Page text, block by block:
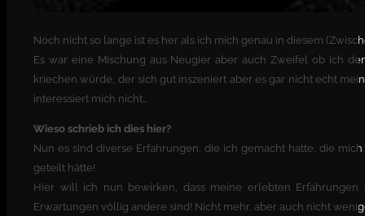
Noch nicht so lange ist es her als ich mich genau in diesem
Es war eine Mischung aus Neugier aber auch Zweifel ob ich
kriechen würde, der sich gut inszeniert aber es gar nicht echt
interessiert mich nicht…
Wieso schrieb ich dies hier?
Nun es sind diverse Erfahrungen, die ich gemacht hatte, die
geteilt hätte!
Hier will ich nun bewirken, dass meine erlebten
Erwartungen völlig andere sind! Nicht mehr, aber auch nicht